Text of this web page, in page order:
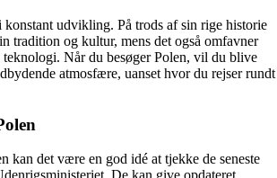
konstant udvikling. På trods af sin rige historie
tradition og kultur, mens det også omfavner
teknologi. Når du besøger Polen, vil du blive
atmosfære, uanset hvor du rejser rundt
kan det være en god idé at tjekke de seneste